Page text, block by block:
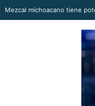
Mezcal michoacano tiene